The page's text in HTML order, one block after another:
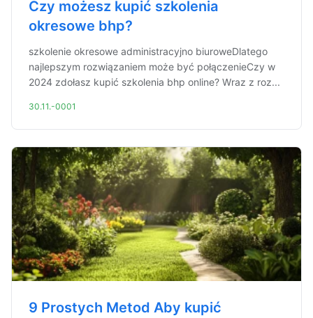
Czy możesz kupić szkolenia
okresowe bhp?
szkolenie okresowe administracyjno biuroweDlatego
najlepszym rozwiązaniem może być połączenieCzy w
2024 zdołasz kupić szkolenia bhp online? Wraz z roz...
30.11.-0001
9 Prostych Metod Aby kupić